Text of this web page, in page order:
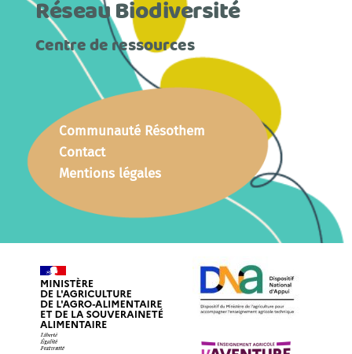
Réseau Biodiversité
Centre de ressources
Communauté Résothem
Contact
Mentions légales